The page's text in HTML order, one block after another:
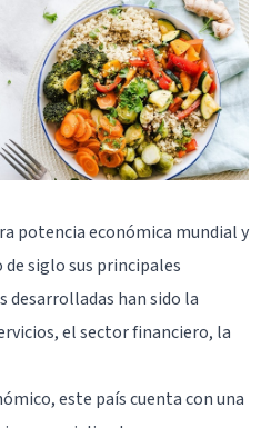
potencia económica mundial y
siglo sus principales
desarrolladas han sido la
el sector financiero, la
este país cuenta con una